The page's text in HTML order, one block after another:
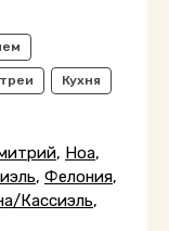
Кухня
, Ноа,
, Фелония,
Кассиэль,